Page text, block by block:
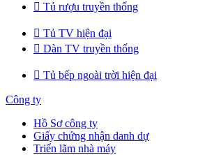
 Tủ rượu truyền thống
 Tủ TV hiện đại
 Dàn TV truyền thống
 Tủ bếp ngoài trời hiện đại
Công ty
Hồ Sơ công ty
Giấy chứng nhận danh dự
Triển lãm nhà máy